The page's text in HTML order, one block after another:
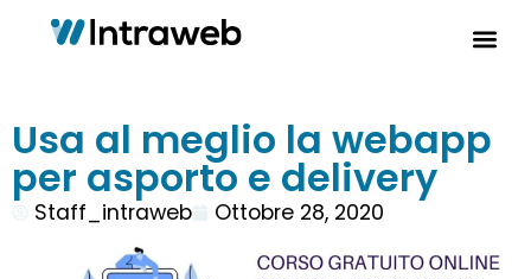
Usa al meglio la webapp
per asporto e delivery
Staff_intraweb Ottobre 28, 2020